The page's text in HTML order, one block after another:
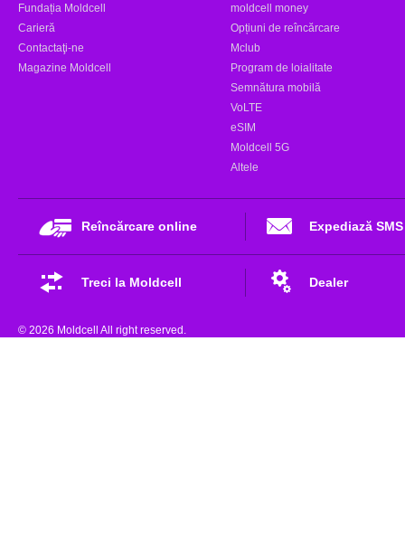
Fundația Moldcell
Carieră
Contactaţi-ne
Magazine Moldcell
moldcell money
Opțiuni de reîncărcare
Mclub
Program de loialitate
Semnătura mobilă
VoLTE
eSIM
Moldcell 5G
Altele
Reîncărcare online Expediază SMS
Treci la Moldcell Dealer
© 2026 Moldcell All right reserved.